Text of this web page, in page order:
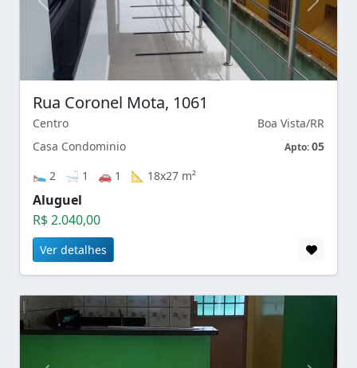
Rua Coronel Mota, 1061
Centro
Boa Vista/RR
Casa Condominio
Apto:05
🛌 2 🛁 1 🚗 1 📐 18x27 m²
Aluguel
R$ 2.040,00
Ver detalhes